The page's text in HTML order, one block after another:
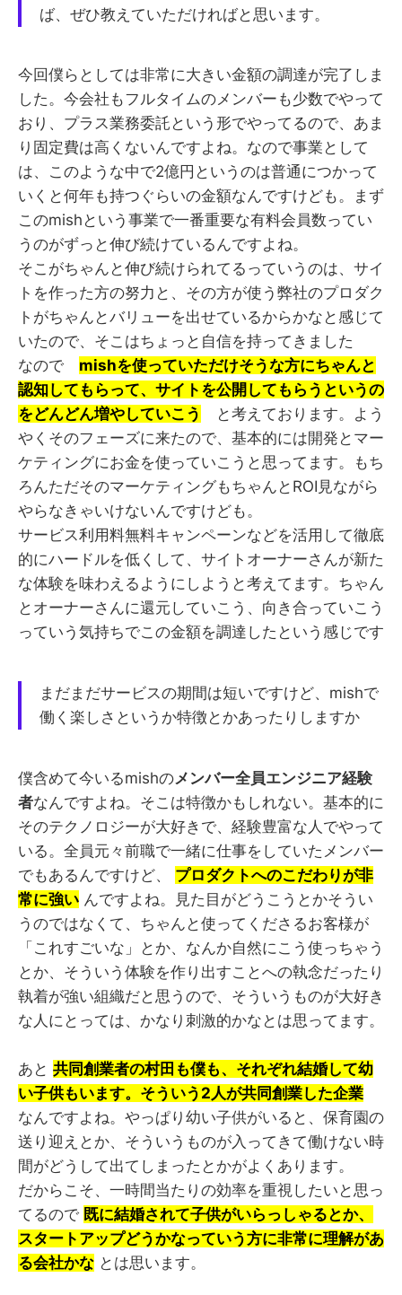
ば、ぜひ教えていただければと思います。
今回僕らとしては非常に大きい金額の調達が完了しま
した。今会社もフルタイムのメンバーも少数でやって
おり、プラス業務委託という形でやってるので、あま
り固定費は高くないんですよね。なので事業として
は、このような中で2億円というのは普通につかって
いくと何年も持つぐらいの金額なんですけども。まず
このmishという事業で一番重要な有料会員数ってい
うのがずっと伸び続けているんですよね。
そこがちゃんと伸び続けられてるっていうのは、サイ
トを作った方の努力と、その方が使う弊社のプロダク
トがちゃんとバリューを出せているからかなと感じて
いたので、そこはちょっと自信を持ってきました
なので mishを使っていただけそうな方にちゃんと
認知してもらって、サイトを公開してもらうというの
をどんどん増やしていこう
と考えております。よう
やくそのフェーズに来たので、基本的には開発とマー
ケティングにお金を使っていこうと思ってます。もち
ろんただそのマーケティングもちゃんとROI見ながら
やらなきゃいけないんですけども。
サービス利用料無料キャンペーンなどを活用して徹底
的にハードルを低くして、サイトオーナーさんが新た
な体験を味わえるようにしようと考えてます。ちゃん
とオーナーさんに還元していこう、向き合っていこう
っていう気持ちでこの金額を調達したという感じです
まだまだサービスの期間は短いですけど、mishで
働く楽しさというか特徴とかあったりしますか
僕含めて今いるmishのメンバー全員エンジニア経験
者なんですよね。そこは特徴かもしれない。基本的に
そのテクノロジーが大好きで、経験豊富な人でやって
いる。全員元々前職で一緒に仕事をしていたメンバー
でもあるんですけど、 プロダクトへのこだわりが非
常に強い んですよね。見た目がどうこうとかそうい
うのではなくて、ちゃんと使ってくださるお客様が
「これすごいな」とか、なんか自然にこう使っちゃう
とか、そういう体験を作り出すことへの執念だったり
執着が強い組織だと思うので、そういうものが大好き
な人にとっては、かなり刺激的かなとは思ってます。
あと 共同創業者の村田も僕も、それぞれ結婚して幼
い子供もいます。そういう2人が共同創業した企業
なんですよね。やっぱり幼い子供がいると、保育園の
送り迎えとか、そういうものが入ってきて働けない時
間がどうして出てしまったとかがよくあります。
だからこそ、一時間当たりの効率を重視したいと思っ
てるので 既に結婚されて子供がいらっしゃるとか、
スタートアップどうかなっていう方に非常に理解があ
る会社かな とは思います。